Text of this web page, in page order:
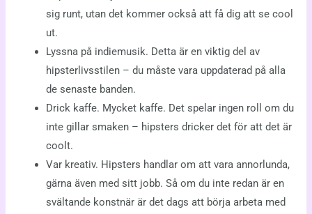
sig runt, utan det kommer också att få dig att se cool
ut.
Lyssna på indiemusik. Detta är en viktig del av
hipsterlivsstilen – du måste vara uppdaterad på alla
de senaste banden.
Drick kaffe. Mycket kaffe. Det spelar ingen roll om du
inte gillar smaken – hipsters dricker det för att det är
coolt.
Var kreativ. Hipsters handlar om att vara annorlunda,
gärna även med sitt jobb. Så om du inte redan är en
svältande konstnär är det dags att börja arbeta med